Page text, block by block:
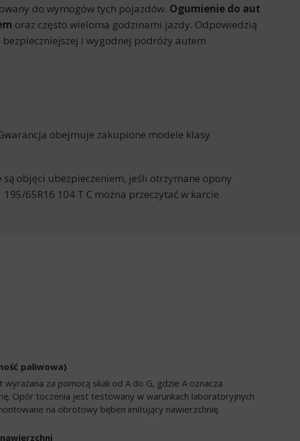
do wymogów tych pojazdów. Ogumienie do aut
oraz często wieloma godzinami jazdy. Odpowiedzią
bezpieczniejszej i wygodnej podróży autem
obejmuje zakupione modele klasy
są objęci ubezpieczeniem, jeśli otrzymane opony
65R16 104 T C można przeczytać w karcie
paliwowa)
za pomocą skali od A do G, gdzie A oznacza
Opór toczenia jest testowany w warunkach laboratoryjnych
na obrotowy bęben imitujący nawierzchnię.